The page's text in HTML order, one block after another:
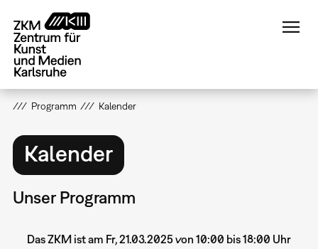
zum
Inhalt
Programm Kalender
Kalender
Unser Programm
Das ZKM ist am Fr, 21.03.2025 von 10:00 bis 18:00 Uhr